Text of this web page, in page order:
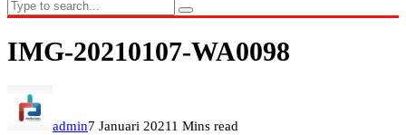
IMG-20210107-WA0098
admin7 Januari 20211 Mins read